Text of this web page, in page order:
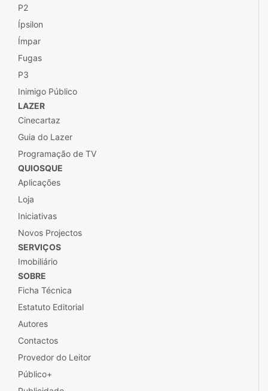
P2
Ípsilon
Ímpar
Fugas
P3
Inimigo Público
LAZER
Cinecartaz
Guia do Lazer
Programação de TV
QUIOSQUE
Aplicações
Loja
Iniciativas
Novos Projectos
SERVIÇOS
Imobiliário
SOBRE
Ficha Técnica
Estatuto Editorial
Autores
Contactos
Provedor do Leitor
Público+